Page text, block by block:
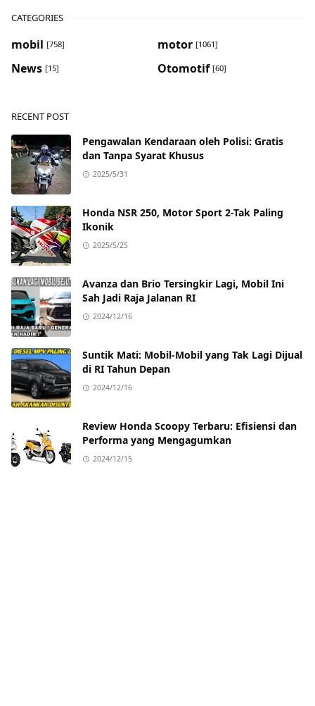
CATEGORIES
mobil [758] motor [1061]
News [15] Otomotif [60]
RECENT POST
Pengawalan Kendaraan oleh Polisi: Gratis
dan Tanpa Syarat Khusus
2025/5/31
Honda NSR 250, Motor Sport 2-Tak Paling
Ikonik
2025/5/25
Avanza dan Brio Tersingkir Lagi, Mobil Ini
Sah Jadi Raja Jalanan RI
2024/12/16
Suntik Mati: Mobil-Mobil yang Tak Lagi Dijual
di RI Tahun Depan
2024/12/16
Review Honda Scoopy Terbaru: Efisiensi dan
Performa yang Mengagumkan
2024/12/15